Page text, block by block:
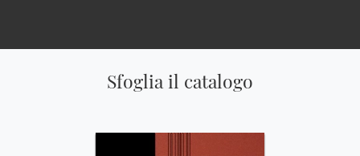
Sfoglia il catalogo